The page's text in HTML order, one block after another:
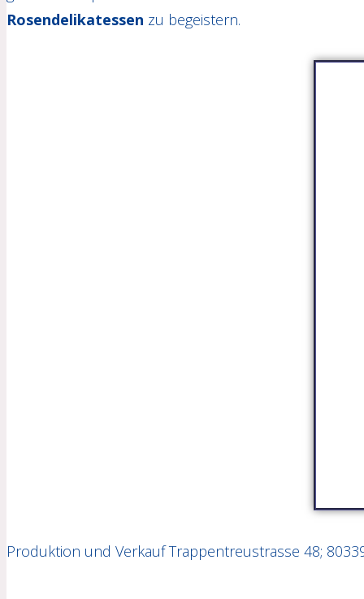
Rosendelikatessen zu begeistern.
Produktion und Verkauf Trappentreustrasse 48;